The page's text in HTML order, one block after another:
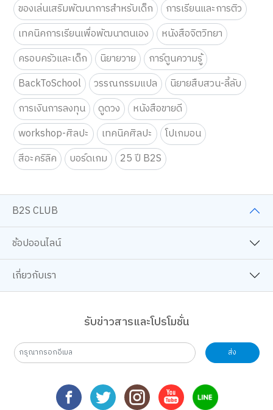
ของเล่นเสริมพัฒนาการสำหรับเด็ก
การเรียนและการติว
เทคนิคการเรียนเพื่อพัฒนาตนเอง
หนังสือจิตวิทยา
ครอบครัวและเด็ก
นิยายวาย
การ์ตูนความรู้
BackToSchool
วรรณกรรมแปล
นิยายสืบสวน-ลี้ลับ
การเงินการลงทุน
ดูดวง
หนังสือขายดี
workshop-ศิลปะ
เทคนิคศิลปะ
โปเกมอน
สีอะคริลิค
บอร์ดเกม 25 ปี B2S
B2S CLUB
ช้อปออนไลน์
เกี่ยวกับเรา
รับข่าวสารและโปรโมชั่น
ส่ง